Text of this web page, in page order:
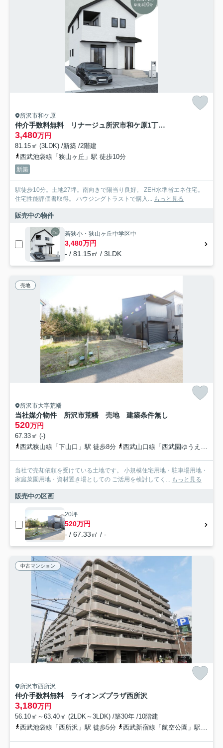
所沢市和ケ原
仲介手数料無料 リナージュ所沢市和ケ原1丁目1期・新築全1棟
3,480万円
81.15㎡ (3LDK) /新築 /2階建
西武池袋線「狭山ヶ丘」駅 徒歩10分
新築
駅徒歩10分。土地27坪。南向きで陽当り良好。 ZEH水準省エネ住宅。
住宅性能評価書取得。 ハウジングトラストで購入... もっと見る
販売中の物件
若狭小・狭山ヶ丘中学区中
3,480万円
- / 81.15㎡ / 3LDK
売地
所沢市大字荒幡
当社媒介物件 所沢市荒幡 売地 建築条件無し
520万円
67.33㎡ (-)
西武狭山線「下山口」駅 徒歩8分
西武山口線「西武園ゆうえんち」駅 徒歩25分
当社で売却依頼を受けている土地です。 小規模住宅用地・駐車場用地・
家庭菜園用地・資材置き場としての ご活用を検討してく... もっと見る
販売中の区画
20坪
520万円
- / 67.33㎡ / -
中古マンション
所沢市西所沢
仲介手数料無料 ライオンズプラザ西所沢
3,180万円
56.10㎡～63.40㎡ (2LDK～3LDK) /築30年 /10階建
西武池袋線「西所沢」駅 徒歩5分
西武新宿線「航空公園」駅 徒歩17分